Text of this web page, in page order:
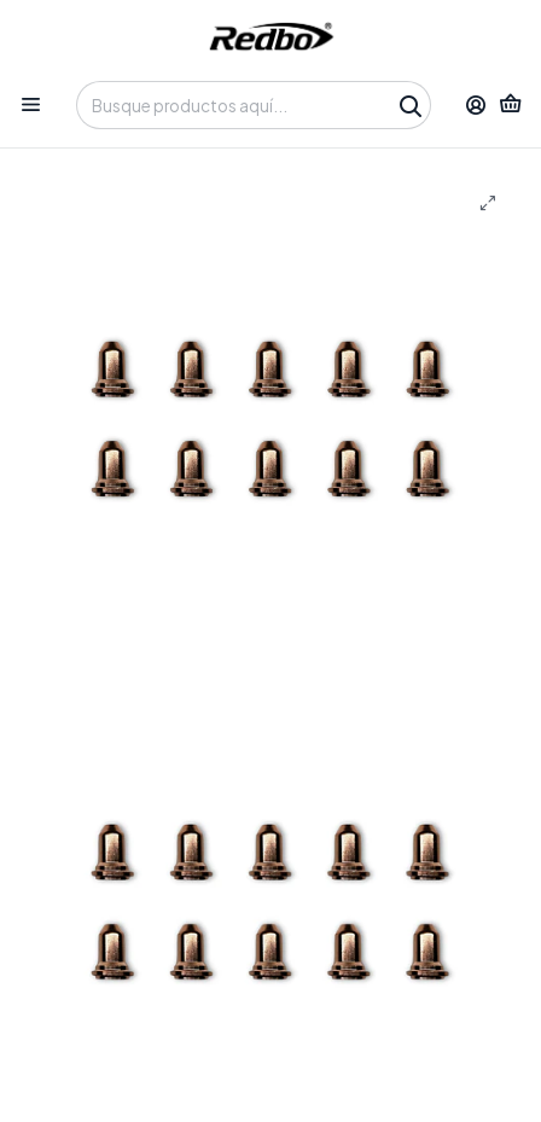
Tienda 100% Online con despacho a domicilio o retiro en
Oficina • Lun-Vie 09:30-14:00 / 15:00-17:30 • 📞 +56 9 3730 2311
Inicio Consumibles
Kit 10 uni. boquilla consumible plasma CUT PT40 REDBO